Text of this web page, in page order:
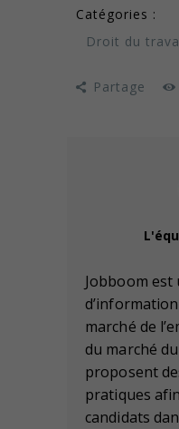
Catégories :
Droit du
Partage
Jobboom est
marché de
du marché
proposent
pratiques
candidats